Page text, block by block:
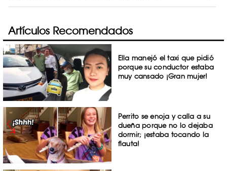
Artículos Recomendados
Ella manejó el taxi que pidió
porque su conductor estaba
muy cansado ¡Gran mujer!
Perrito se enoja y calla a su
dueña porque no lo dejaba
dormir; ¡estaba tocando la
flauta!